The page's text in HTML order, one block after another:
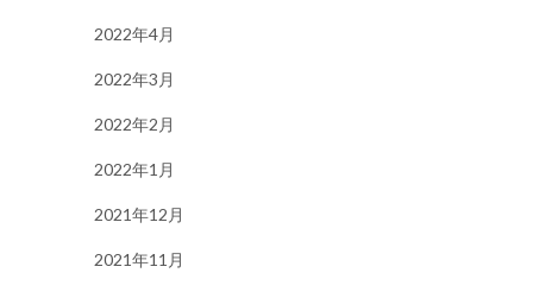
2022年4月
2022年3月
2022年2月
2022年1月
2021年12月
2021年11月